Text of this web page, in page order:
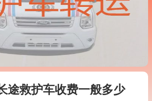
途救护车收费一般多少